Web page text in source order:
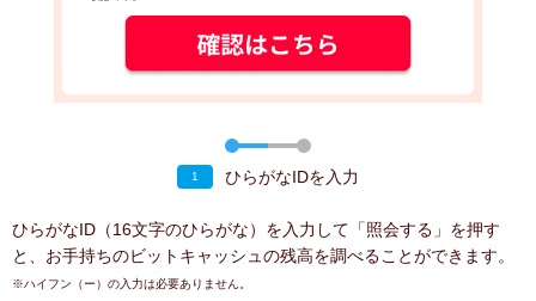
1 ひらがなIDを入力
ひらがなID（16文字のひらがな）を入力して「照会する」を押す
と、お手持ちのビットキャッシュの残高を調べることができます。
※ハイフン（ー）の入力は必要ありません。